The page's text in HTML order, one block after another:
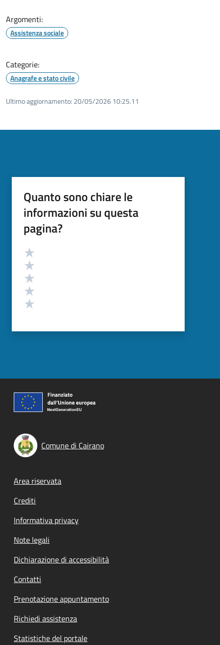
Argomenti:
Assistenza sociale
Categorie:
Anagrafe e stato civile
Ultimo aggiornamento: 20/05/2026 10:25.11
Quanto sono chiare le
informazioni su questa
pagina?
Valutazione
Comune di Cairano
Footer menu
Area riservata
Crediti
Informativa privacy
Note legali
Dichiarazione di accessibilità
Contatti
Prenotazione appuntamento
Richiedi assistenza
Statistiche del portale